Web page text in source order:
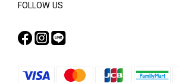
FOLLOW US